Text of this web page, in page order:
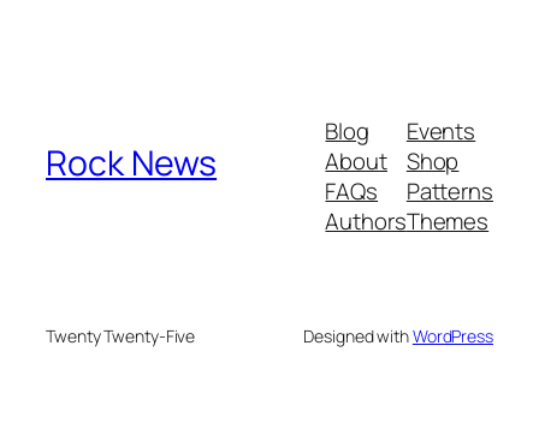
Rock News
Blog
About
FAQs
Authors
Events
Shop
Patterns
Themes
Twenty Twenty-Five Designed withWordPress